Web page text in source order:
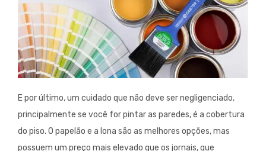
E por último, um cuidado que não deve ser negligenciado,
principalmente se você for pintar as paredes, é a cobertura
do piso. O papelão e a lona são as melhores opções, mas
possuem um preço mais elevado que os jornais, que